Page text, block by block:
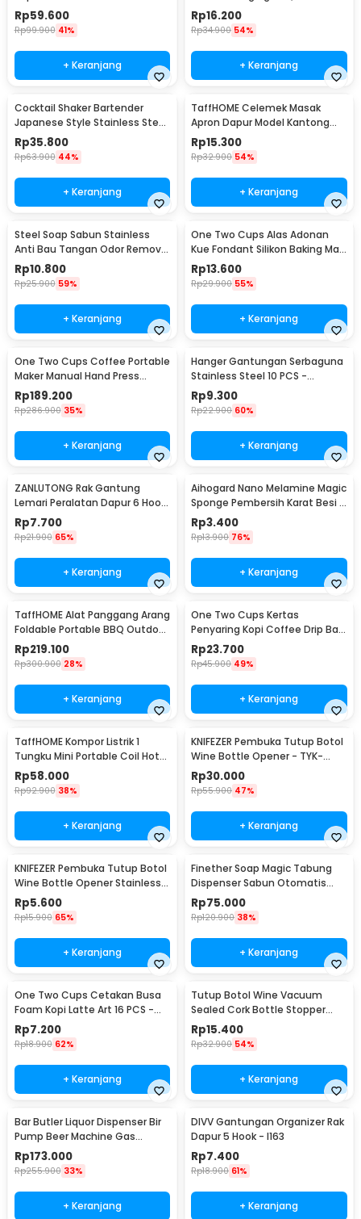
Portable - WFCG9800
Rp59.600
Rp99.900 41%
+ Keranjang
Seasoning Injector - HC117
Rp16.200
Rp34.900 54%
+ Keranjang
Cocktail Shaker Bartender
Japanese Style Stainless Steel
200ml
Rp35.800
Rp63.900 44%
+ Keranjang
TaffHOME Celemek Masak
Apron Dapur Model Kantong
Pola Spatula - JJ41
Rp15.300
Rp32.900 54%
+ Keranjang
Steel Soap Sabun Stainless
Anti Bau Tangan Odor Remove
- HW071
Rp10.800
Rp25.900 59%
+ Keranjang
One Two Cups Alas Adonan
Kue Fondant Silikon Baking Mat
Anti Slip - JJ3873
Rp13.600
Rp29.900 55%
+ Keranjang
One Two Cups Coffee Portable
Maker Manual Hand Press
Espresso 300ml - T35066
Rp189.200
Rp286.900 35%
+ Keranjang
Hanger Gantungan Serbaguna
Stainless Steel 10 PCS -
M127105
Rp9.300
Rp22.900 60%
+ Keranjang
ZANLUTONG Rak Gantung
Lemari Peralatan Dapur 6 Hook
Besi - 2137
Rp7.700
Rp21.900 65%
+ Keranjang
Aihogard Nano Melamine Magic
Sponge Pembersih Karat Besi -
CW62
Rp3.400
Rp13.900 76%
+ Keranjang
TaffHOME Alat Panggang Arang
Foldable Portable BBQ Outdoor
Grill Stove - HWSK77
Rp219.100
Rp300.900 28%
+ Keranjang
One Two Cups Kertas
Penyaring Kopi Coffee Drip Bag
Paper Filter 50PCS - T111
Rp23.700
Rp45.900 49%
+ Keranjang
TaffHOME Kompor Listrik 1
Tungku Mini Portable Coil Hot
Plate 500W - C1-1000-03
Rp58.000
Rp92.900 38%
+ Keranjang
KNIFEZER Pembuka Tutup Botol
Wine Bottle Opener - TYK-
074B
Rp30.000
Rp55.900 47%
+ Keranjang
KNIFEZER Pembuka Tutup Botol
Wine Bottle Opener Stainless
Steel - WS01
Rp5.600
Rp15.900 65%
+ Keranjang
Finether Soap Magic Tabung
Dispenser Sabun Otomatis
400ml - AD-03
Rp75.000
Rp120.900 38%
+ Keranjang
One Two Cups Cetakan Busa
Foam Kopi Latte Art 16 PCS -
JJYE01
Rp7.200
Rp18.900 62%
+ Keranjang
Tutup Botol Wine Vacuum
Sealed Cork Bottle Stopper
Stainless Steel - G94529
Rp15.400
Rp32.900 54%
+ Keranjang
Bar Butler Liquor Dispenser Bir
Pump Beer Machine Gas
Station 900ml - P-36
Rp173.000
Rp255.900 33%
+ Keranjang
DIVV Gantungan Organizer Rak
Dapur 5 Hook - I163
Rp7.400
Rp18.900 61%
+ Keranjang